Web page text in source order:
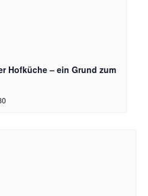
Hofküche – ein Grund zum